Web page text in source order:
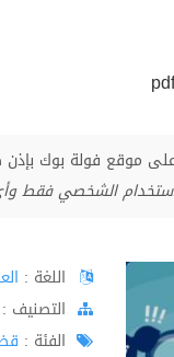
موقع فولة بوك
الشخصي فقط
اللغة :
اﻟﺘﺼﻨﻴﻒ :
الفئة :